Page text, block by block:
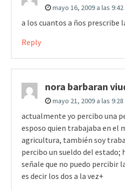
mayo 16, 2009 a las 9:42
a los cuantos a ños prescribe
Reply
nora barbaran
mayo 21, 2009 a las 9:28
actualmente yo percibo una
esposo quien trabajaba en el
agricultura, también soy
percibo un sueldo del estado;
señale que no puedo percibir
es decir los dos a la vez+